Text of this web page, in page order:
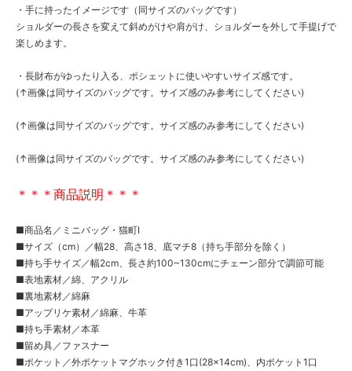
・手に持ったイメージです（同サイズのバッグです）
ショルダーの長さを変えて斜めがけや肩がけ、ショルダーを外して手提げで
楽しめます。
・長財布がゆったり入る、ポシェットに使いやすいサイズ感です。
(↑画像は同サイズのバッグです。サイズ感のみ参考にしてください)
(↑画像は同サイズのバッグです。サイズ感のみ参考にしてください)
(↑画像は同サイズのバッグです。サイズ感のみ参考にしてください)
＊＊＊商品説明＊＊＊
■商品名／ミニバッグ・猫町I
■サイズ（cm）／幅28、高さ18、底マチ8（持ち手部分を除く）
■持ち手サイズ／幅2cm、長さ約100~130cmにチェーン部分で調節可能
■表地素材／綿、アクリル
■裏地素材／綿麻
■アップリケ素材／綿麻、牛革
■持ち手素材／本革
■留め具／ファスナー
■ポケット／外ポケットマグホック付き1口(28×14cm)、内ポケット1口